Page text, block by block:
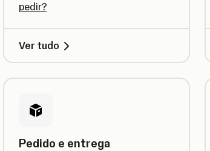
pedir?
Ver tudo
Pedido e entrega